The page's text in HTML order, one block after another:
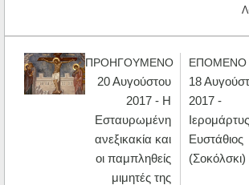
ΠΡΟΗΓΟΥΜΕΝΟ
20 Αυγούστου
2017 - Η
Εσταυρωμένη
ανεξικακία και
οι παμπληθείς
μιμητές της
ΕΠΟΜΕΝΟ
18
2017 -
Ιερομάρτυς
Ευστάθιος
(Σοκόλσκι)